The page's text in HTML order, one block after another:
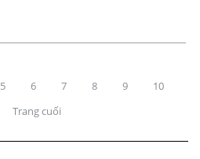
5 6 7 8 9
10
Trang cuối